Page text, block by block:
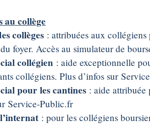
au collège
collèges : attribuées aux collégiens
foyer. Accès au simulateur de
collégien : aide exceptionnelle
collégiens. Plus d’infos sur
pour les cantines : aide attribuée
Service-Public.fr
: pour les collégiens